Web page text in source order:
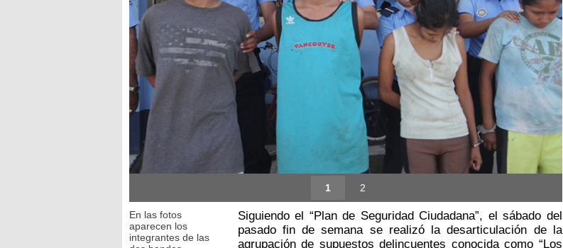
1 2
En las fotos
aparecen los
integrantes de las
Siguiendo el “Plan de Seguridad Ciudadana”, el sábado del
pasado fin de semana se realizó la desarticulación de la
agrupación de supuestos delincuentes conocida como “Los